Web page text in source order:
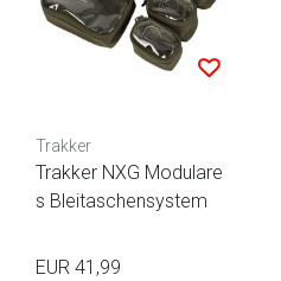
Trakker
Trakker NXG Modulare
s Bleitaschensystem
EUR 41,99